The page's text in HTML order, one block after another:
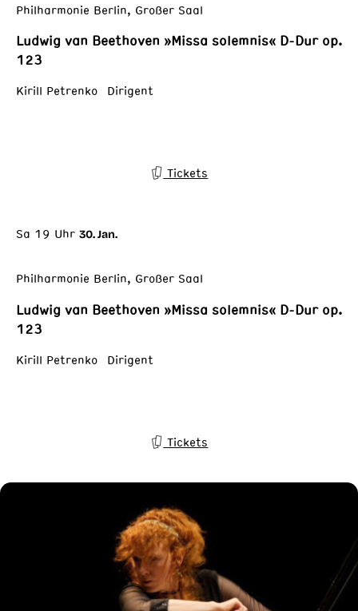
Philharmonie Berlin, Großer Saal
Ludwig van Beethoven »Missa solemnis« D-Dur op.
123
Kirill Petrenko Dirigent
Tickets
Sa 19 Uhr 30. Jan.
Philharmonie Berlin, Großer Saal
Ludwig van Beethoven »Missa solemnis« D-Dur op.
123
Kirill Petrenko Dirigent
Tickets